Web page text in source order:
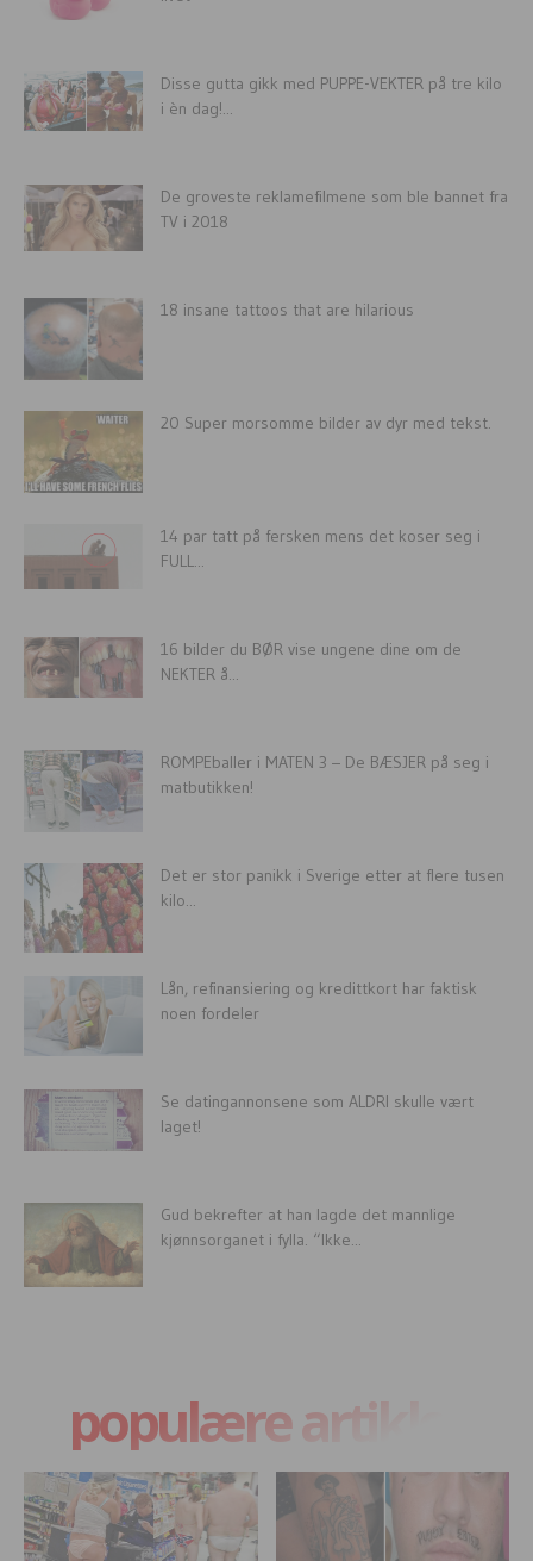
Disse gutta gikk med PUPPE-VEKTER på tre kilo
i èn dag!...
De groveste reklamefilmene som ble bannet fra
TV i 2018
18 insane tattoos that are hilarious
20 Super morsomme bilder av dyr med tekst.
14 par tatt på fersken mens det koser seg i
FULL...
16 bilder du BØR vise ungene dine om de
NEKTER å...
ROMPEballer i MATEN 3 – De BÆSJER på seg i
matbutikken!
Det er stor panikk i Sverige etter at flere tusen
kilo...
Lån, refinansiering og kredittkort har faktisk
noen fordeler
Se datingannonsene som ALDRI skulle vært
laget!
Gud bekrefter at han lagde det mannlige
kjønnsorganet i fylla. “Ikke...
populære artikler